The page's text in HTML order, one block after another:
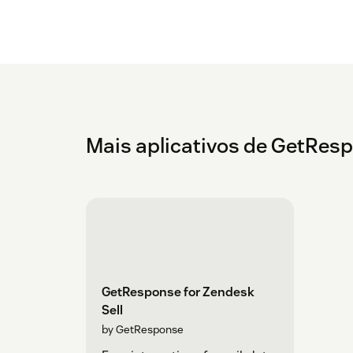
Mais aplicativos de
GetResponse for Zendesk
Sell
by GetResponse